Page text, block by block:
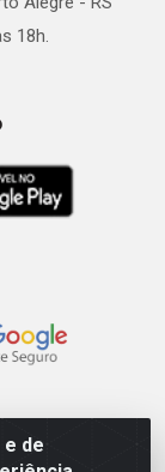
de
18h.
Queiróz, 274